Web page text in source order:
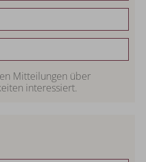
Mitteilungen über
interessiert.